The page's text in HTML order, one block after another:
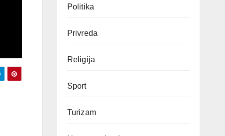
Politika
Privreda
Religija
Sport
Turizam